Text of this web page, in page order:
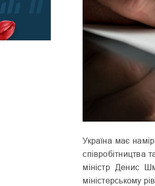
Україна має
співробітництва
міністр Денис
міністерському